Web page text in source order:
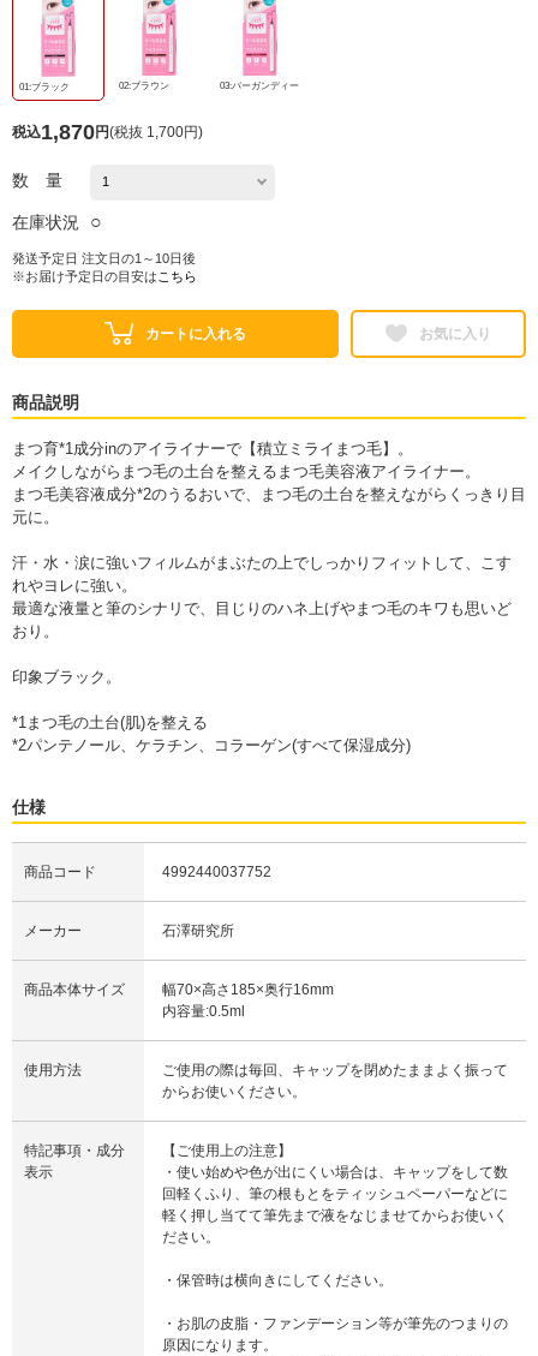
01:ブラック 02:ブラウン 03:バーガンディー
税込1,870円(税抜 1,700円)
数 量
在庫状況 ○
発送予定日 注文日の1～10日後
※お届け予定日の目安は こちら
カートに入れる お気に入り
商品説明
まつ育*1成分inのアイライナーで【積立ミライまつ毛】。
メイクしながらまつ毛の土台を整えるまつ毛美容液アイライナー。
まつ毛美容液成分*2のうるおいで、まつ毛の土台を整えながらくっきり目
元に。
汗・水・涙に強いフィルムがまぶたの上でしっかりフィットして、こす
れやヨレに強い。
最適な液量と筆のシナリで、目じりのハネ上げやまつ毛のキワも思いど
おり。
印象ブラック。
*1まつ毛の土台(肌)を整える
*2パンテノール、ケラチン、コラーゲン(すべて保湿成分)
仕様
商品コード 4992440037752
メーカー 石澤研究所
商品本体サイズ
幅70×高さ185×奥行16mm
内容量:0.5ml
使用方法
ご使用の際は毎回、キャップを閉めたままよく振って
からお使いください。
特記事項・成分
表示
【ご使用上の注意】
・使い始めや色が出にくい場合は、キャップをして数
回軽くふり、筆の根もとをティッシュペーパーなどに
軽く押し当てて筆先まで液をなじませてからお使いく
ださい。
・保管時は横向きにしてください。
・お肌の皮脂・ファンデーション等が筆先のつまりの
原因になります。